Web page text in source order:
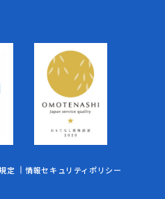
定
情報セキュリティポリシー